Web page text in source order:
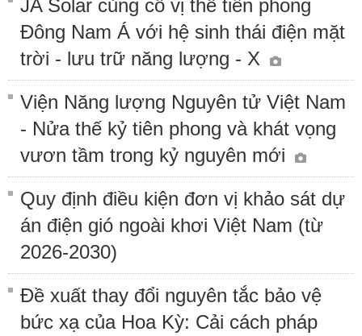
JA Solar củng cố vị thế tiên phong
Đông Nam Á với hệ sinh thái điện mặt
trời - lưu trữ năng lượng - X
Viện Năng lượng Nguyên tử Việt Nam
- Nửa thế kỷ tiên phong và khát vọng
vươn tầm trong kỷ nguyên mới
Quy định điều kiện đơn vị khảo sát dự
án điện gió ngoài khơi Việt Nam (từ
2026-2030)
Đề xuất thay đổi nguyên tắc bảo vệ
bức xạ của Hoa Kỳ: Cải cách pháp